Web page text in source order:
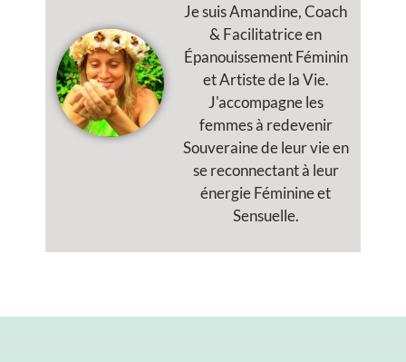
Je suis Amandine, Coach
& Facilitatrice en
Épanouissement Féminin
et Artiste de la Vie.
J'accompagne les
femmes à redevenir
Souveraine de leur vie en
se reconnectant à leur
énergie Féminine et
Sensuelle.